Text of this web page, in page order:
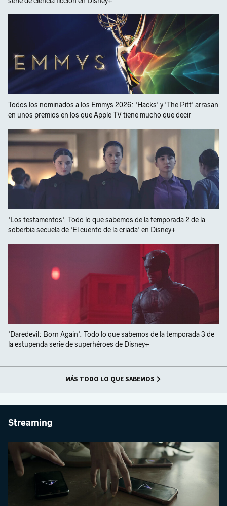
Todos los nominados a los Emmys 2026: 'Hacks' y 'The Pitt' arrasan
en unos premios en los que Apple TV tiene mucho que decir
'Los testamentos'. Todo lo que sabemos de la temporada 2 de la
soberbia secuela de 'El cuento de la criada' en Disney+
'Daredevil: Born Again'. Todo lo que sabemos de la temporada 3 de
la estupenda serie de superhéroes de Disney+
MÁS TODO LO QUE SABEMOS
Streaming